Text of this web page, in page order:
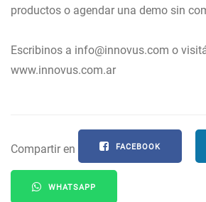
productos o agendar una demo sin
Escribinos a info@innovus.com o
www.innovus.com.ar
Compartir en FACEBOOK
WHATSAPP